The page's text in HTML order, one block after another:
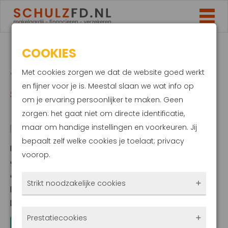
Woning gekocht maar
spijt? Je hebt 3 dagen
bedenktijd
28 mei 2021
Koop je een woning, dan heb je wettelijk
gezien recht op drie dagen bedenktijd. Binnen
deze periode kan je alsnog afzien van de
koop, ook al is de koopakte al getekend. Je
hoeft daarbij geen reden op te geven en
COOKIES
Met cookies zorgen we dat de website goed werkt
en fijner voor je is. Meestal slaan we wat info op
om je ervaring persoonlijker te maken. Geen
zorgen: het gaat niet om directe identificatie,
maar om handige instellingen en voorkeuren. Jij
bepaalt zelf welke cookies je toelaat; privacy
voorop.
Strikt noodzakelijke cookies
Prestatiecookies